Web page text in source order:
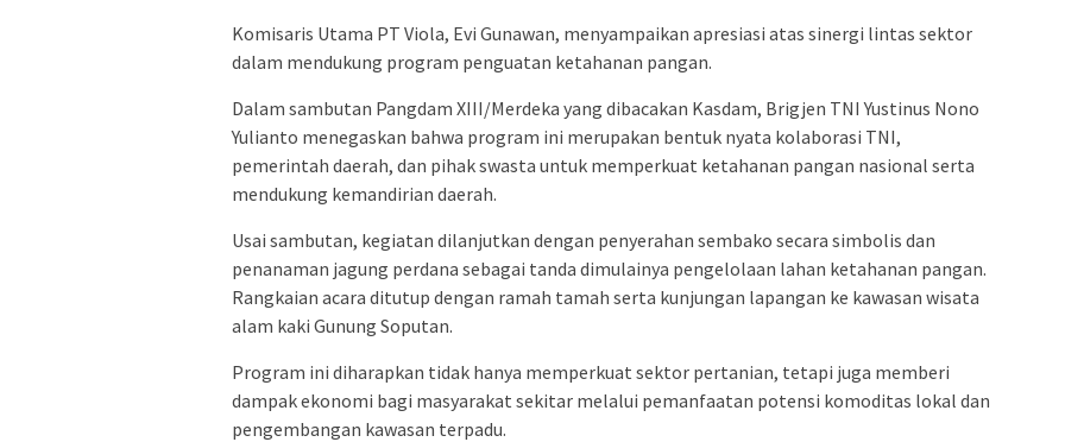
Komisaris Utama PT Viola, Evi Gunawan, menyampaikan apresiasi atas sinergi lintas sektor
dalam mendukung program penguatan ketahanan pangan.
Dalam sambutan Pangdam XIII/Merdeka yang dibacakan Kasdam, Brigjen TNI Yustinus Nono
Yulianto menegaskan bahwa program ini merupakan bentuk nyata kolaborasi TNI,
pemerintah daerah, dan pihak swasta untuk memperkuat ketahanan pangan nasional serta
mendukung kemandirian daerah.
Usai sambutan, kegiatan dilanjutkan dengan penyerahan sembako secara simbolis dan
penanaman jagung perdana sebagai tanda dimulainya pengelolaan lahan ketahanan pangan.
Rangkaian acara ditutup dengan ramah tamah serta kunjungan lapangan ke kawasan wisata
alam kaki Gunung Soputan.
Program ini diharapkan tidak hanya memperkuat sektor pertanian, tetapi juga memberi
dampak ekonomi bagi masyarakat sekitar melalui pemanfaatan potensi komoditas lokal dan
pengembangan kawasan terpadu.